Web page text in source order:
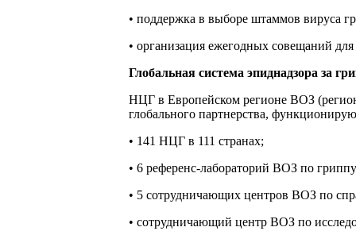
• поддержка в выборе штаммов вируса
• организация ежегодных совещаний
Глобальная система эпиднадзора за
НЦГ в Европейском регионе ВОЗ
глобального партнерства,
• 141 НЦГ в 111 странах;
• 6 референс-лабораторий ВОЗ по
• 5 сотрудничающих центров ВОЗ по
• сотрудничающий центр ВОЗ по